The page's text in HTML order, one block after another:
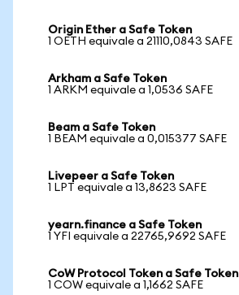
Origin Ether a Safe Token
1 OETH equivale a 21110,0843 SAFE
Arkham a Safe Token
1 ARKM equivale a 1,0536 SAFE
Beam a Safe Token
1 BEAM equivale a 0,015377 SAFE
Livepeer a Safe Token
1 LPT equivale a 13,8623 SAFE
yearn.finance a Safe Token
1 YFI equivale a 22765,9692 SAFE
CoW Protocol Token a Safe Token
1 COW equivale a 1,1662 SAFE